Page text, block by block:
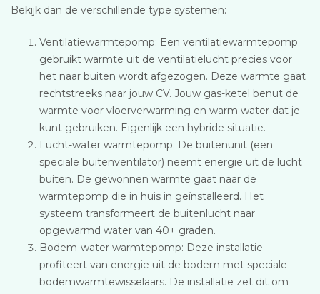
Bekijk dan de verschillende type systemen:
Ventilatiewarmtepomp: Een ventilatiewarmtepomp
gebruikt warmte uit de ventilatielucht precies voor
het naar buiten wordt afgezogen. Deze warmte gaat
rechtstreeks naar jouw CV. Jouw gas-ketel benut de
warmte voor vloerverwarming en warm water dat je
kunt gebruiken. Eigenlijk een hybride situatie.
Lucht-water warmtepomp: De buitenunit (een
speciale buitenventilator) neemt energie uit de lucht
buiten. De gewonnen warmte gaat naar de
warmtepomp die in huis in geïnstalleerd. Het
systeem transformeert de buitenlucht naar
opgewarmd water van 40+ graden.
Bodem-water warmtepomp: Deze installatie
profiteert van energie uit de bodem met speciale
bodemwarmtewisselaars. De installatie zet dit om